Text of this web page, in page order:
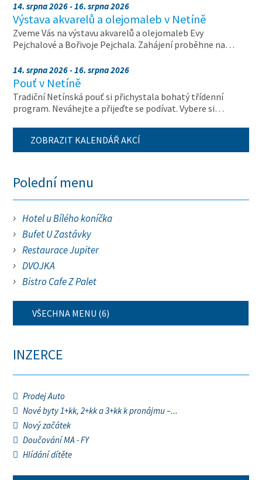
14. srpna 2026 - 16. srpna 2026
Výstava akvarelů a olejomaleb v Netíně
Zveme Vás na výstavu akvarelů a olejomaleb Evy
Pejchalové a Bořivoje Pejchala. Zahájení proběhne na…
14. srpna 2026 - 16. srpna 2026
Pouť v Netíně
Tradiční Netínská pouť si přichystala bohatý třídenní
program. Neváhejte a přijeďte se podívat. Vybere si…
ZOBRAZIT KALENDÁŘ AKCÍ
Polední menu
Hotel u Bílého koníčka
Bufet U Zastávky
Restaurace Jupiter
DVOJKA
Bistro Cafe Z Palet
VŠECHNA MENU (6)
INZERCE
Prodej Auto
Nové byty 1+kk, 2+kk a 3+kk k pronájmu –...
Nový začátek
Doučování MA - FY
Hlídání dítěte